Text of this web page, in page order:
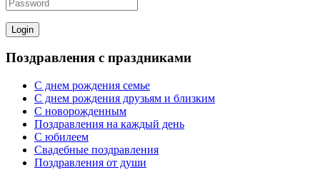
Поздравления с праздниками
С днем рождения семье
С днем рождения друзьям и близким
C новорожденным
Поздравления на каждый день
С юбилеем
Свадебные поздравления
Поздравления от души